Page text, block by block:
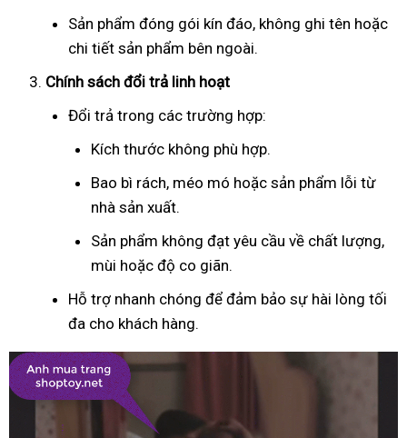
Sản phẩm đóng gói kín đáo, không ghi tên hoặc
chi tiết sản phẩm bên ngoài.
Chính sách đổi trả linh hoạt
Đổi trả trong các trường hợp:
Kích thước không phù hợp.
Bao bì rách, méo mó hoặc sản phẩm lỗi từ
nhà sản xuất.
Sản phẩm không đạt yêu cầu về chất lượng,
mùi hoặc độ co giãn.
Hỗ trợ nhanh chóng để đảm bảo sự hài lòng tối
đa cho khách hàng.